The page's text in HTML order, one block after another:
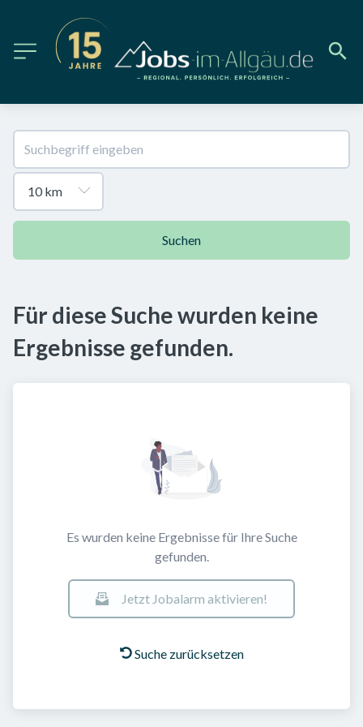
Suchen
Für diese Suche wurden keine
Ergebnisse gefunden.
Es wurden keine Ergebnisse für Ihre Suche
gefunden.
Jetzt Jobalarm aktivieren!
Suche zurücksetzen